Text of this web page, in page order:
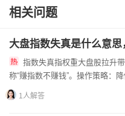
相关问题
大盘指数失真是什么意思
称“赚指数不赚钱”。操作策略：
防御标的；不盲目跟随指数乐观
1人解答